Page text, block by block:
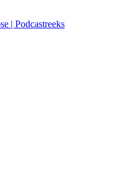
| Podcastreeks